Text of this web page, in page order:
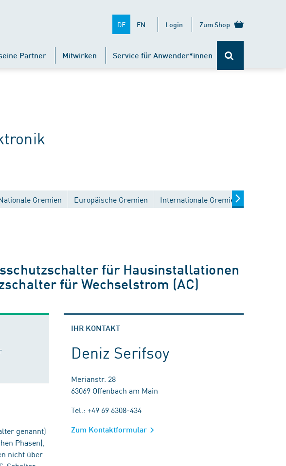
DE EN Login Zum Shop
Partner Mitwirken Service für Anwender*innen
Gremien Europäische Gremien Internationale Gremien
für Hausinstallationen
für Wechselstrom (AC)
genannt)
Phasen),
nicht über
IHR KONTAKT
Deniz Serifsoy
Merianstr. 28
63069 Offenbach am Main
Tel.: +49 69 6308-434
Zum Kontaktformular